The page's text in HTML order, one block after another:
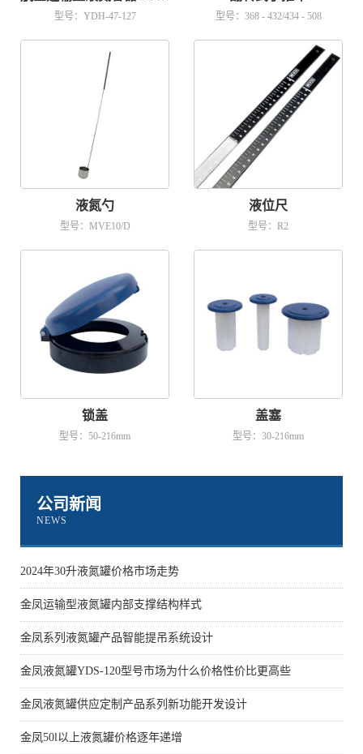
型号：YDH-47-127 型号：368 - 432/434 - 508
液氮勺
型号：MVE10/D
液位尺
型号：R2
锁盖
型号：50-216mm
盖塞
型号：30-216mm
公司新闻
NEWS
2024年30升液氮罐价格市场走势
金凤运输型液氮罐内部支撑结构样式
金凤系列液氮罐产品智能提吊系统设计
金凤液氮罐YDS-120型号市场为什么价格性价比更高些
金凤液氮罐供应定制产品系列新功能开发设计
金凤50l以上液氮罐价格逐年递增